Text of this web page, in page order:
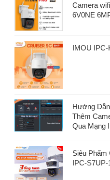
Camera
6V0NE
IMOU IPC-
Hướng
Thêm
Qua Mạng
Siêu Phẩm
IPC-S7UP-